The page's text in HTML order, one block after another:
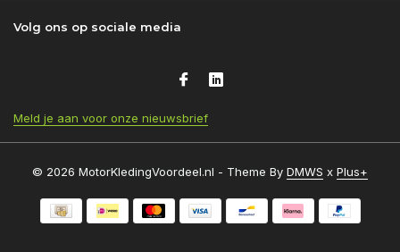
Volg ons op sociale media
Meld je aan voor onze nieuwsbrief
© 2026 MotorKledingVoordeel.nl - Theme By DMWS x Plus+